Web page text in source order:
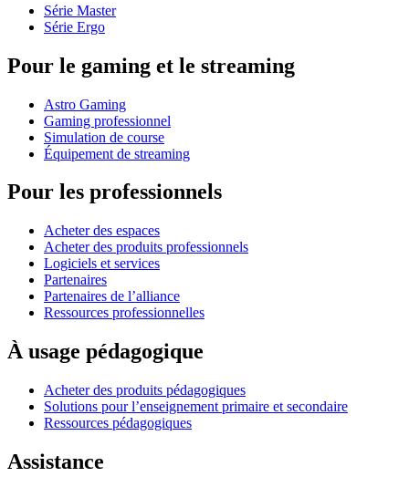
Série Master
Série Ergo
Pour le gaming et le streaming
Astro Gaming
Gaming professionnel
Simulation de course
Équipement de streaming
Pour les professionnels
Acheter des espaces
Acheter des produits professionnels
Logiciels et services
Partenaires
Partenaires de l’alliance
Ressources professionnelles
À usage pédagogique
Acheter des produits pédagogiques
Solutions pour l’enseignement primaire et secondaire
Ressources pédagogiques
Assistance